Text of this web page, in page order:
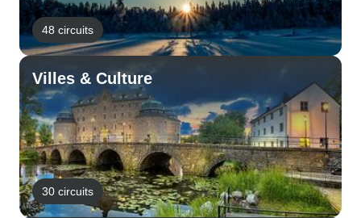
48 circuits
Villes & Culture
30 circuits